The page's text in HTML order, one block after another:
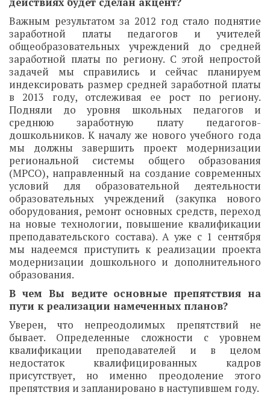
Важным результатом за 2012 год стало поднятие
заработной платы педагогов и учителей
общеобразовательных учреждений до средней
заработной платы по региону. С этой непростой
задачей мы справились и сейчас планируем
индексировать размер средней заработной платы
в 2013 году, отслеживая ее рост по региону.
Подняли до уровня школьных педагогов и
среднюю заработную плату педагогов-
дошкольников. К началу же нового учебного года
мы должны завершить проект модернизации
региональной системы общего образования
(МРСО), направленный на создание современных
условий для образовательной деятельности
образовательных учреждений (закупка нового
оборудования, ремонт основных средств, переход
на новые технологии, повышение квалификации
преподавательского состава). А уже с 1 сентября
мы надеемся приступить к реализации проекта
модернизации дошкольного и дополнительного
образования.
В чем Вы ведите основные препятствия на
пути к реализации намеченных планов?
Уверен, что непреодолимых препятствий не
бывает. Определенные сложности с уровнем
квалификации преподавателей и в целом
недостаток квалифицированных кадров
присутствует, но именно преодоление этого
препятствия и запланировано в наступившем году.